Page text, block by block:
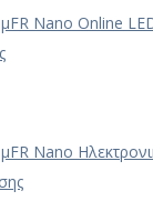
μFR Nano Online
μFR Nano